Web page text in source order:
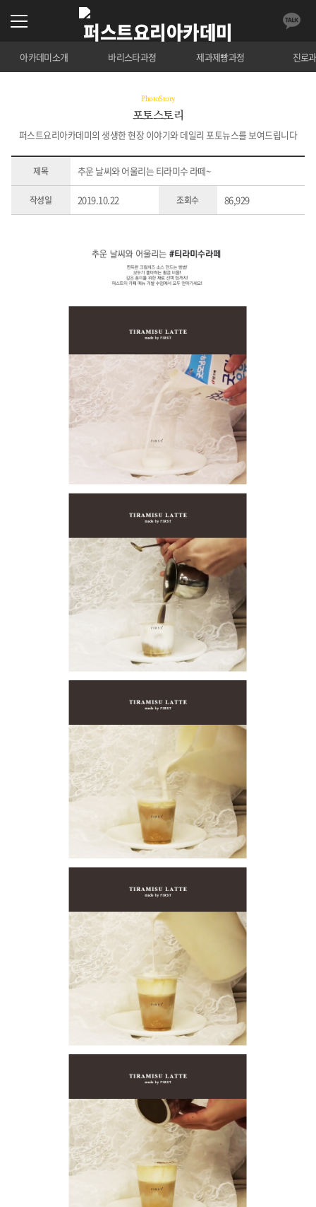
아카데미소개 바리스타과정 제과제빵과정 진로
PhotoStory
포토스토리
퍼스트요리아카데미의 생생한 현장 이야기와 데일리 포토뉴스를 보여드립니다
제목 추운 날씨와 어울리는 티라미수 라떼~
작성일 2019.10.22 조회수 86,929